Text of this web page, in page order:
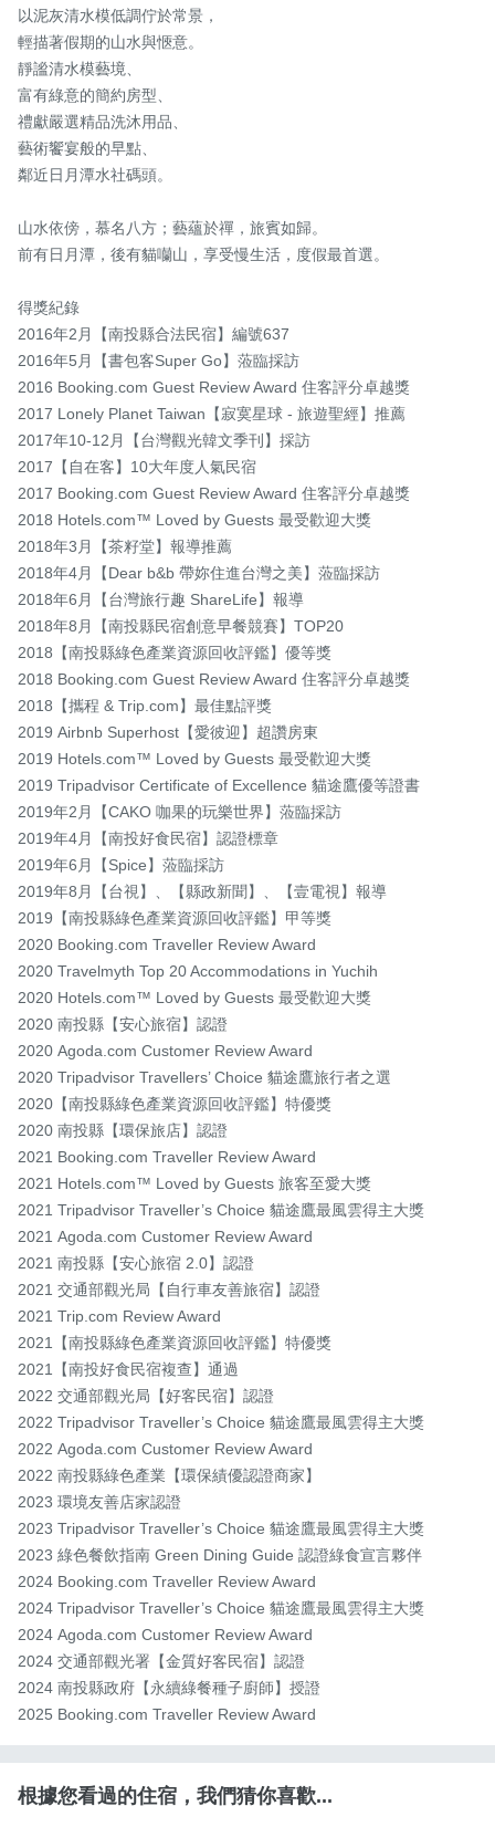
以泥灰清水模低調佇於常景，
輕描著假期的山水與愜意。
靜謐清水模藝境、
富有綠意的簡約房型、
禮獻嚴選精品洗沐用品、
藝術饗宴般的早點、
鄰近日月潭水社碼頭。
山水依傍，慕名八方；藝蘊於禪，旅賓如歸。
前有日月潭，後有貓囒山，享受慢生活，度假最首選。
得獎紀錄
2016年2月【南投縣合法民宿】編號637
2016年5月【書包客Super Go】蒞臨採訪
2016 Booking.com Guest Review Award 住客評分卓越獎
2017 Lonely Planet Taiwan【寂寞星球 - 旅遊聖經】推薦
2017年10-12月【台灣觀光韓文季刊】採訪
2017【自在客】10大年度人氣民宿
2017 Booking.com Guest Review Award 住客評分卓越獎
2018 Hotels.com™ Loved by Guests 最受歡迎大獎
2018年3月【茶籽堂】報導推薦
2018年4月【Dear b&b 帶妳住進台灣之美】蒞臨採訪
2018年6月【台灣旅行趣 ShareLife】報導
2018年8月【南投縣民宿創意早餐競賽】TOP20
2018【南投縣綠色產業資源回收評鑑】優等獎
2018 Booking.com Guest Review Award 住客評分卓越獎
2018【攜程 & Trip.com】最佳點評獎
2019 Airbnb Superhost【愛彼迎】超讚房東
2019 Hotels.com™ Loved by Guests 最受歡迎大獎
2019 Tripadvisor Certificate of Excellence 貓途鷹優等證書
2019年2月【CAKO 咖果的玩樂世界】蒞臨採訪
2019年4月【南投好食民宿】認證標章
2019年6月【Spice】蒞臨採訪
2019年8月【台視】、【縣政新聞】、【壹電視】報導
2019【南投縣綠色產業資源回收評鑑】甲等獎
2020 Booking.com Traveller Review Award
2020 Travelmyth Top 20 Accommodations in Yuchih
2020 Hotels.com™ Loved by Guests 最受歡迎大獎
2020 南投縣【安心旅宿】認證
2020 Agoda.com Customer Review Award
2020 Tripadvisor Travellers’ Choice 貓途鷹旅行者之選
2020【南投縣綠色產業資源回收評鑑】特優獎
2020 南投縣【環保旅店】認證
2021 Booking.com Traveller Review Award
2021 Hotels.com™ Loved by Guests 旅客至愛大獎
2021 Tripadvisor Traveller’s Choice 貓途鷹最風雲得主大獎
2021 Agoda.com Customer Review Award
2021 南投縣【安心旅宿 2.0】認證
2021 交通部觀光局【自行車友善旅宿】認證
2021 Trip.com Review Award
2021【南投縣綠色產業資源回收評鑑】特優獎
2021【南投好食民宿複查】通過
2022 交通部觀光局【好客民宿】認證
2022 Tripadvisor Traveller’s Choice 貓途鷹最風雲得主大獎
2022 Agoda.com Customer Review Award
2022 南投縣綠色產業【環保績優認證商家】
2023 環境友善店家認證
2023 Tripadvisor Traveller’s Choice 貓途鷹最風雲得主大獎
2023 綠色餐飲指南 Green Dining Guide 認證綠食宣言夥伴
2024 Booking.com Traveller Review Award
2024 Tripadvisor Traveller’s Choice 貓途鷹最風雲得主大獎
2024 Agoda.com Customer Review Award
2024 交通部觀光署【金質好客民宿】認證
2024 南投縣政府【永續綠餐種子廚師】授證
2025 Booking.com Traveller Review Award
根據您看過的住宿，我們猜你喜歡...